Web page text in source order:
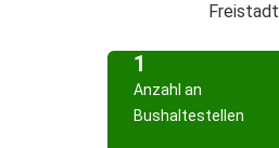
Freistadt
1
Anzahl an
Bushaltestellen